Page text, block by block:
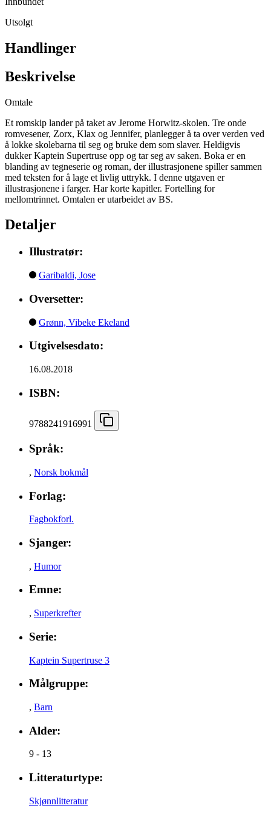
Utsolgt
Handlinger
Beskrivelse
Omtale
Et romskip lander på taket av Jerome Horwitz-skolen. Tre onde
romvesener, Zorx, Klax og Jennifer, planlegger å ta over verden ved
å lokke skolebarna til seg og bruke dem som slaver. Heldigvis
dukker Kaptein Supertruse opp og tar seg av saken. Boka er en
blanding av tegneserie og roman, der illustrasjonene spiller sammen
med teksten for å lage et livlig uttrykk. I denne utgaven er
illustrasjonene i farger. Har korte kapitler. Fortelling for
mellomtrinnet. Omtalen er utarbeidet av BS.
Detaljer
Illustratør:
Garibaldi, Jose
Oversetter:
Grønn, Vibeke Ekeland
Utgivelsesdato:
16.08.2018
ISBN:
9788241916991
Språk:
, Norsk bokmål
Forlag:
Fagbokforl.
Sjanger:
, Humor
Emne:
, Superkrefter
Serie:
Kaptein Supertruse 3
Målgruppe:
, Barn
Alder:
9 - 13
Litteraturtype:
Skjønnlitteratur